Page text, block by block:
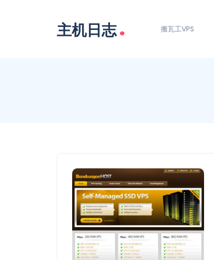
主机日志. 搬瓦工VPS